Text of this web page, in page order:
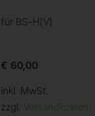
für BS-H(V)
€ 60,00
inkl. MwSt.
zzgl. Versandkosten